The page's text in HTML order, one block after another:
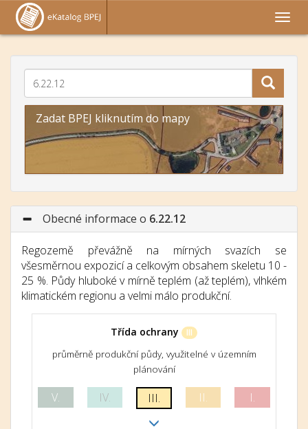
Zadat BPEJ kliknutím do mapy
Obecné informace o 6.22.12
Regozemě převážně na mírných svazích se
všesměrnou expozicí a celkovým obsahem skeletu 10 -
25 %. Půdy hluboké v mírně teplém (až teplém), vlhkém
klimatickém regionu a velmi málo produkční.
Třída ochrany III
průměrně produkční půdy, využitelné v územním
plánování
V. IV. III. II. I.